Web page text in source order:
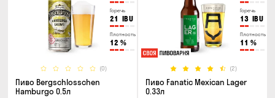
Горечь
21 IBU
Плотность
12 %
(0)
Пиво Bergschlosschen
Hamburgo 0.5л
Горечь
13 IBU
Плотность
11 %
(2)
Пиво Fanatic Mexican Lager
0.33л